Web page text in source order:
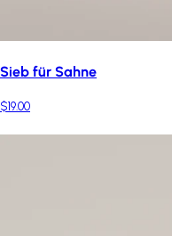
Sieb für Sahne
$19.00